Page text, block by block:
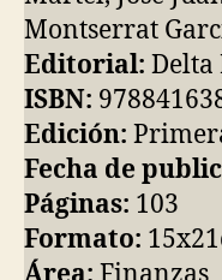
Montserrat
Editorial: Delta
ISBN:
Edición:
Fecha de
Páginas: 103
Formato: